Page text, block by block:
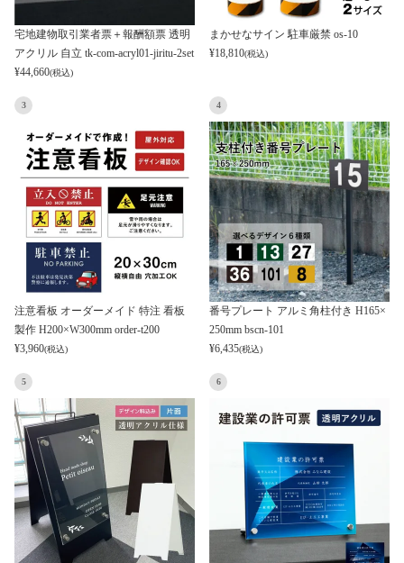
宅地建物取引業者票＋報酬額票 透明
アクリル 自立 tk-com-acryl01-jiritu-2set
¥44,660(税込)
まかせなサイン 駐車厳禁 os-10
¥18,810(税込)
3
注意看板 オーダーメイド 特注 看板
製作 H200×W300mm order-t200
¥3,960(税込)
4
番号プレート アルミ角柱付き H165×
250mm bscn-101
¥6,435(税込)
5 6